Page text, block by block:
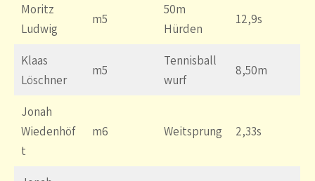
Moritz
Ludwig
m5
50m
Hürden
12,9s
Klaas
Löschner
m5
Tennisball
wurf
8,50m
Jonah
Wiedenhöf
t
m6 Weitsprung 2,33s